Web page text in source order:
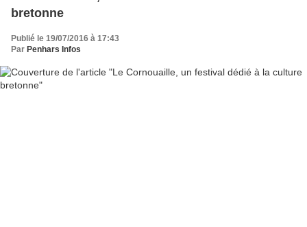
bretonne
Publié le 19/07/2016 à 17:43
Par Penhars Infos